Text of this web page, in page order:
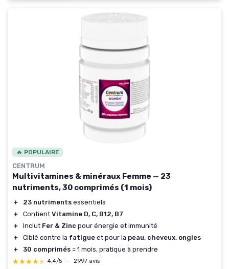
🔥 POPULAIRE
CENTRUM
Multivitamines & minéraux Femme — 23
nutriments, 30 comprimés (1 mois)
＋ 23 nutriments essentiels
＋
Contient Vitamine D, C, B12, B7
＋
Inclut Fer & Zinc pour énergie et immunité
＋
Ciblé contre la fatigue et pour la peau, cheveux, ongles
＋
30 comprimés = 1 mois, pratique à prendre
★★★★★
★★★★★ 4,4/5 — 2997 avis